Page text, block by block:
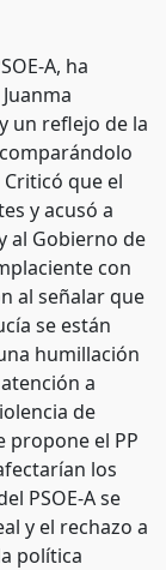
A, ha
un reflejo de la
que el
y acusó a
al Gobierno de
con
al señalar que
se están
humillación
a
de
propone el PP
los
PSOE-A se
y el rechazo a
política